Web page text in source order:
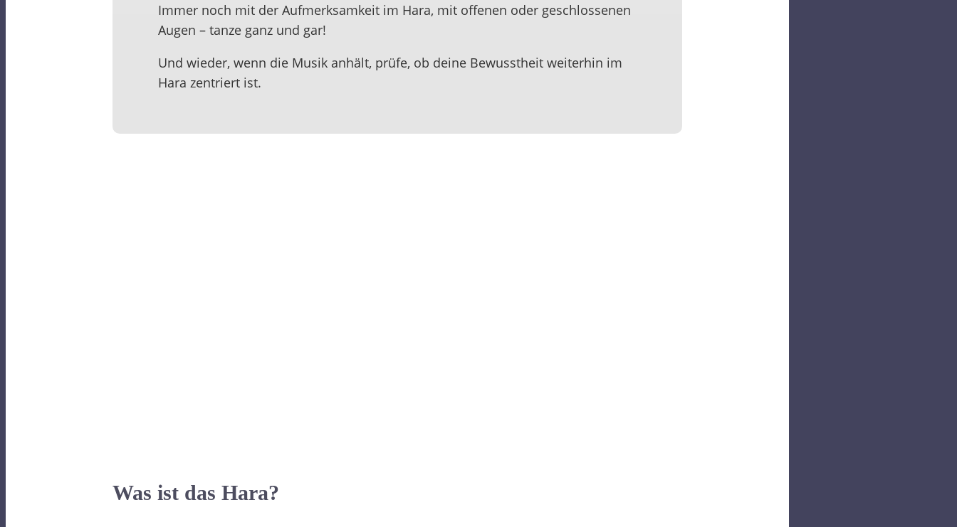
Immer noch mit der Aufmerksamkeit im Hara, mit offenen oder geschlossenen
Augen – tanze ganz und gar!
Und wieder, wenn die Musik anhält, prüfe, ob deine Bewusstheit weiterhin im
Hara zentriert ist.
Was ist das Hara?